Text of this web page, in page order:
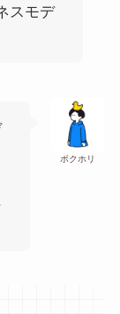
スモデ
ボクホリ